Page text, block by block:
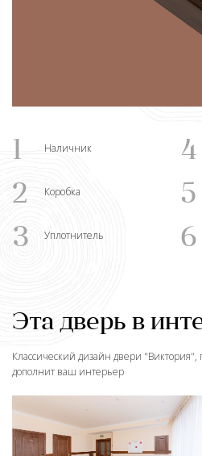
1 Наличник 4
2 Коробка 5
3 Уплотнитель 6
Эта дверь в
Классический дизайн двери "Виктория",
дополнит ваш интерьер